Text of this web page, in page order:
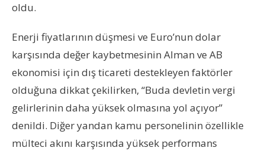
oldu.
Enerji fiyatlarının düşmesi ve Euro’nun dolar
karşısında değer kaybetmesinin Alman ve AB
ekonomisi için dış ticareti destekleyen faktörler
olduğuna dikkat çekilirken, “Buda devletin vergi
gelirlerinin daha yüksek olmasına yol açıyor”
denildi. Diğer yandan kamu personelinin özellikle
mülteci akını karşısında yüksek performans